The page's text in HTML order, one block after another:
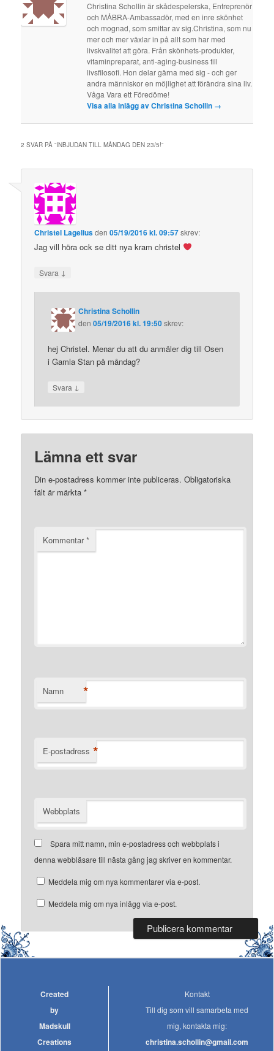
Christina Schollin är skådespelerska, Entreprenör
och MÅBRA-Ambassadör, med en inre skönhet
och mognad, som smittar av sig.Christina, som nu
mer och mer växlar in på allt som har med
livskvalitet att göra. Från skönhets-produkter,
vitaminpreparat, anti-aging-business till
livsfilosofi. Hon delar gärna med sig - och ger
andra människor en möjlighet att förändra sina liv.
Våga Vara ett Föredöme!
Visa alla inlägg av Christina Schollin →
2 SVAR PÅ ”INBJUDAN TILL MÅNDAG DEN 23/5!”
Christel Lageliusden05/19/2016 kl. 09:57skrev:
Jag vill höra ock se ditt nya kram christel
Svara ↓
Christina Schollin
den05/19/2016 kl. 19:50skrev:
hej Christel. Menar du att du anmäler dig till Osen
i Gamla Stan på måndag?
Svara ↓
Lämna ett svar
Din e-postadress kommer inte publiceras. Obligatoriska
fält är märkta*
Kommentar*
Namn *
E-postadress *
Webbplats
Spara mitt namn, min e-postadress och webbplats i
denna webbläsare till nästa gång jag skriver en kommentar.
Meddela mig om nya kommentarer via e-post.
Meddela mig om nya inlägg via e-post.
Created
by
Madskull
Creations
Kontakt
Till dig som vill samarbeta med
mig, kontakta mig:
christina.schollin@gmail.com